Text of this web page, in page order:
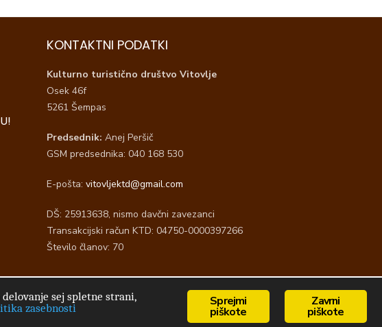
KONTAKTNI PODATKI
Kulturno turistično društvo Vitovlje
Osek 46f
5261 Šempas
Predsednik: Anej Peršič
GSM predsednika: 040 168 530
E-pošta:vitovljektd@gmail.com
DŠ: 25913638, nismo davčni zavezanci
Transakcijski račun KTD: 04750-0000397266
Število članov: 70
Powered by WordPress Theme by Design Lab Zavrni
piškote
Sprejmi
piškote
sej spletne strani,
zasebnosti